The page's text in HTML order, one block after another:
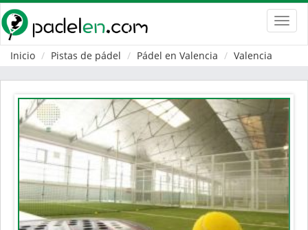
Inicio
Pistas de pádel Pádel en Valencia Valencia